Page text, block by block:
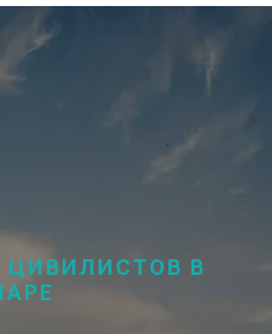
ЦИВИЛИСТОВ В